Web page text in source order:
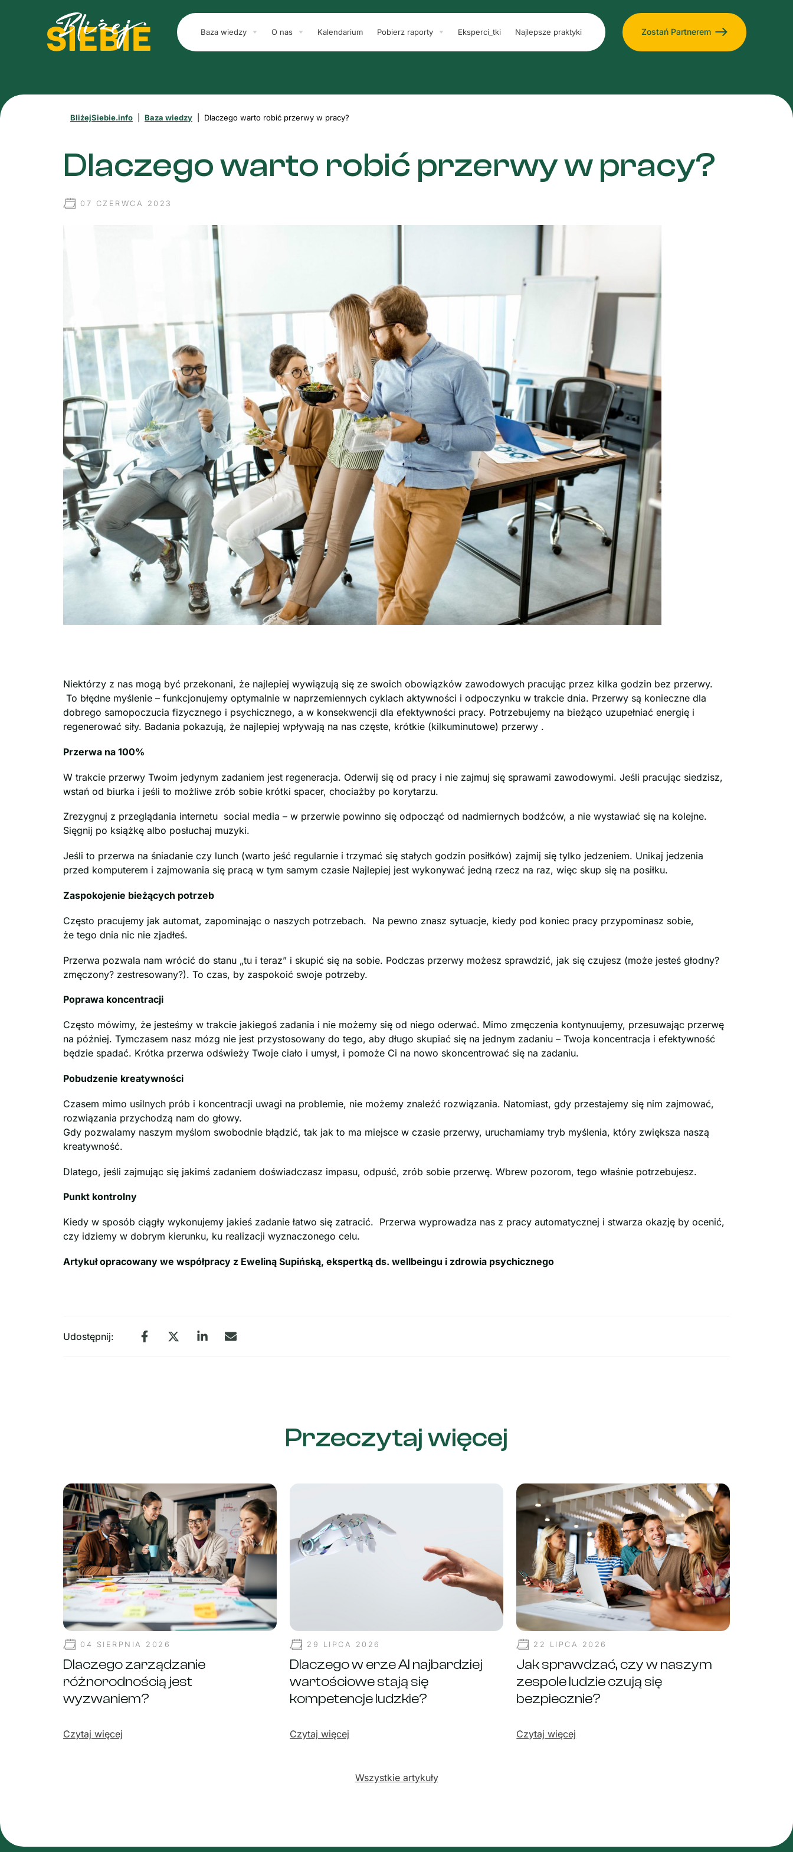
Baza wiedzy O nas Kalendarium Pobierz raporty Eksperci_tki Najlepsze praktyki Zostań Partnerem
BliżejSiebie.info Baza wiedzy Dlaczego warto robić przerwy w pracy?
Dlaczego warto robić przerwy w pracy?
07 CZERWCA 2023
Niektórzy z nas mogą być przekonani, że najlepiej wywiązują się ze swoich obowiązków zawodowych pracując przez kilka godzin bez przerwy.
To błędne myślenie – funkcjonujemy optymalnie w naprzemiennych cyklach aktywności i odpoczynku w trakcie dnia. Przerwy są konieczne dla
dobrego samopoczucia fizycznego i psychicznego, a w konsekwencji dla efektywności pracy. Potrzebujemy na bieżąco uzupełniać energię i
regenerować siły. Badania pokazują, że najlepiej wpływają na nas częste, krótkie (kilkuminutowe) przerwy .
Przerwa na 100%
W trakcie przerwy Twoim jedynym zadaniem jest regeneracja. Oderwij się od pracy i nie zajmuj się sprawami zawodowymi. Jeśli pracując siedzisz,
wstań od biurka i jeśli to możliwe zrób sobie krótki spacer, chociażby po korytarzu.
Zrezygnuj z przeglądania internetu social media – w przerwie powinno się odpocząć od nadmiernych bodźców, a nie wystawiać się na kolejne.
Sięgnij po książkę albo posłuchaj muzyki.
Jeśli to przerwa na śniadanie czy lunch (warto jeść regularnie i trzymać się stałych godzin posiłków) zajmij się tylko jedzeniem. Unikaj jedzenia
przed komputerem i zajmowania się pracą w tym samym czasie Najlepiej jest wykonywać jedną rzecz na raz, więc skup się na posiłku.
Zaspokojenie bieżących potrzeb
Często pracujemy jak automat, zapominając o naszych potrzebach. Na pewno znasz sytuacje, kiedy pod koniec pracy przypominasz sobie,
że tego dnia nic nie zjadłeś.
Przerwa pozwala nam wrócić do stanu „tu i teraz” i skupić się na sobie. Podczas przerwy możesz sprawdzić, jak się czujesz (może jesteś głodny?
zmęczony? zestresowany?). To czas, by zaspokoić swoje potrzeby.
Poprawa koncentracji
Często mówimy, że jesteśmy w trakcie jakiegoś zadania i nie możemy się od niego oderwać. Mimo zmęczenia kontynuujemy, przesuwając przerwę
na później. Tymczasem nasz mózg nie jest przystosowany do tego, aby długo skupiać się na jednym zadaniu – Twoja koncentracja i efektywność
będzie spadać. Krótka przerwa odświeży Twoje ciało i umysł, i pomoże Ci na nowo skoncentrować się na zadaniu.
Pobudzenie kreatywności
Czasem mimo usilnych prób i koncentracji uwagi na problemie, nie możemy znaleźć rozwiązania. Natomiast, gdy przestajemy się nim zajmować,
rozwiązania przychodzą nam do głowy.
Gdy pozwalamy naszym myślom swobodnie błądzić, tak jak to ma miejsce w czasie przerwy, uruchamiamy tryb myślenia, który zwiększa naszą
kreatywność.
Dlatego, jeśli zajmując się jakimś zadaniem doświadczasz impasu, odpuść, zrób sobie przerwę. Wbrew pozorom, tego właśnie potrzebujesz.
Punkt kontrolny
Kiedy w sposób ciągły wykonujemy jakieś zadanie łatwo się zatracić. Przerwa wyprowadza nas z pracy automatycznej i stwarza okazję by ocenić,
czy idziemy w dobrym kierunku, ku realizacji wyznaczonego celu.
Artykuł opracowany we współpracy z Eweliną Supińską, ekspertką ds. wellbeingu i zdrowia psychicznego
Udostępnij:
Przeczytaj więcej
04 SIERPNIA 2026
Dlaczego zarządzanie
różnorodnością jest
wyzwaniem?
Czytaj więcej
29 LIPCA 2026
Dlaczego w erze AI najbardziej
wartościowe stają się
kompetencje ludzkie?
Czytaj więcej
22 LIPCA 2026
Jak sprawdzać, czy w naszym
zespole ludzie czują się
bezpiecznie?
Czytaj więcej
Wszystkie artykuły